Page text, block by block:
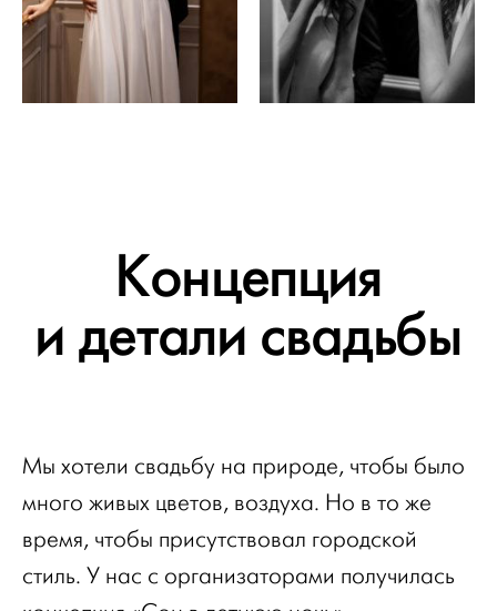
Концепция
и детали свадьбы
Мы хотели свадьбу на природе, чтобы было
много живых цветов, воздуха. Но в то же
время, чтобы присутствовал городской
стиль. У нас с организаторами получилась